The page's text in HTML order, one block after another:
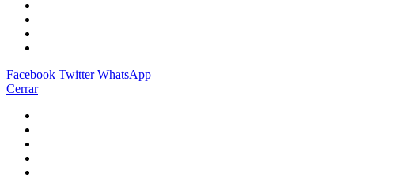
Facebook Twitter WhatsApp
Cerrar